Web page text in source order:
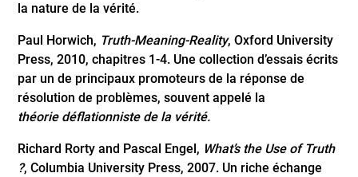
la nature de la vérité.
Paul Horwich, Truth-Meaning-Reality, Oxford University
Press, 2010, chapitres 1-4. Une collection d’essais écrits
par un de principaux promoteurs de la réponse de
résolution de problèmes, souvent appelé la
théorie déflationniste de la vérité.
Richard Rorty and Pascal Engel, What’s the Use of Truth
?, Columbia University Press, 2007. Un riche échange